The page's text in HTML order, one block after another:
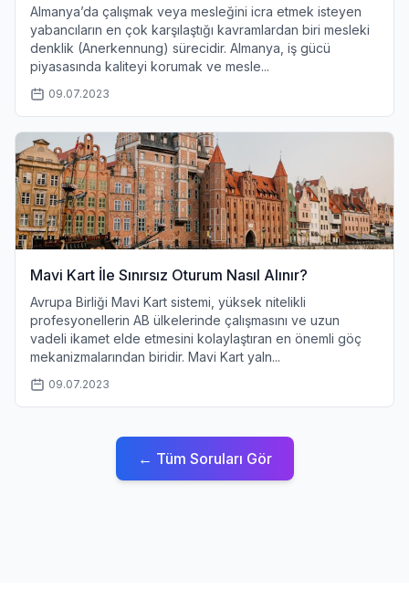
Almanya’da çalışmak veya mesleğini icra etmek isteyen
yabancıların en çok karşılaştığı kavramlardan biri mesleki
denklik (Anerkennung) sürecidir. Almanya, iş gücü
piyasasında kaliteyi korumak ve mesle...
09.07.2023
Mavi Kart İle Sınırsız Oturum Nasıl Alınır?
Avrupa Birliği Mavi Kart sistemi, yüksek nitelikli
profesyonellerin AB ülkelerinde çalışmasını ve uzun
vadeli ikamet elde etmesini kolaylaştıran en önemli göç
mekanizmalarından biridir. Mavi Kart yaln...
09.07.2023
← Tüm Soruları Gör